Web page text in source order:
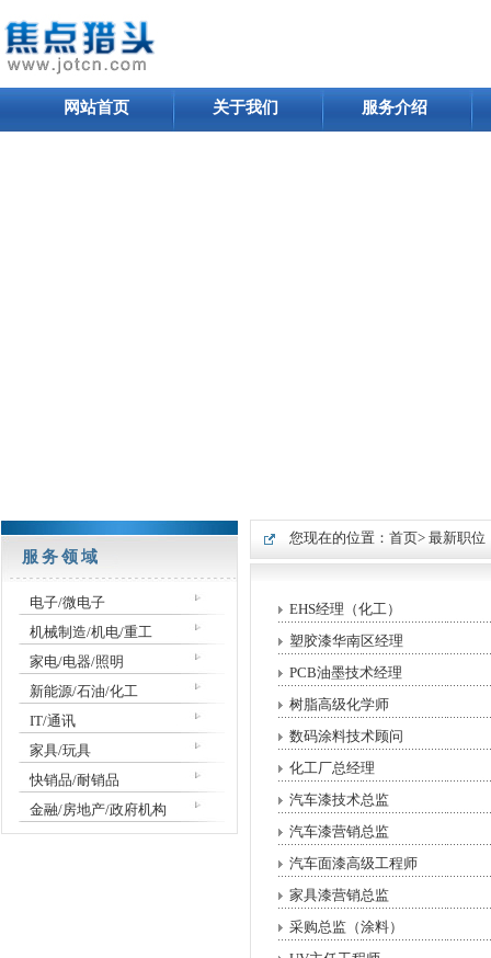
网站首页 关于我们 服务介绍
服务领域
电子/微电子
机械制造/机电/重工
家电/电器/照明
新能源/石油/化工
IT/通讯
家具/玩具
快销品/耐销品
金融/房地产/政府机构
您现在的位置： 首页> 最新职位
EHS经理（化工）
塑胶漆华南区经理
PCB油墨技术经理
树脂高级化学师
数码涂料技术顾问
化工厂总经理
汽车漆技术总监
汽车漆营销总监
汽车面漆高级工程师
家具漆营销总监
采购总监（涂料）